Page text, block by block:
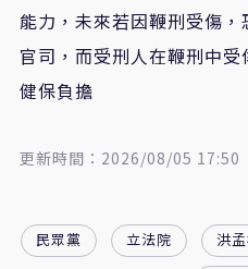
能力，未來若因鞭刑受傷
官司，而受刑人在鞭刑中
健保負擔
更新時間：2026/08/05 17:50
民眾黨 立法院 洪